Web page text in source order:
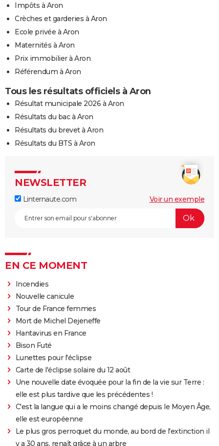
Impôts à Aron
Crèches et garderies à Aron
Ecole privée à Aron
Maternités à Aron
Prix immobilier à Aron
Référendum à Aron
Tous les résultats officiels à Aron
Résultat municipale 2026 à Aron
Résultats du bac à Aron
Résultats du brevet à Aron
Résultats du BTS à Aron
NEWSLETTER
Linternaute.com Voir un exemple
EN CE MOMENT
Incendies
Nouvelle canicule
Tour de France femmes
Mort de Michel Dejeneffe
Hantavirus en France
Bison Futé
Lunettes pour l'éclipse
Carte de l'éclipse solaire du 12 août
Une nouvelle date évoquée pour la fin de la vie sur Terre :
elle est plus tardive que les précédentes !
C'est la langue qui a le moins changé depuis le Moyen Âge,
elle est européenne
Le plus gros perroquet du monde, au bord de l'extinction il
y a 30 ans, renaît grâce à un arbre